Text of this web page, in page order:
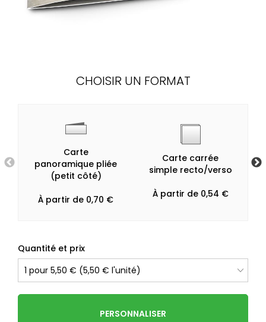
CHOISIR UN FORMAT
Carte
panoramique pliée
(petit côté)
À partir de 0,70 €
Carte carrée
simple recto/verso
À partir de 0,54 €
Quantité et prix
PERSONNALISER